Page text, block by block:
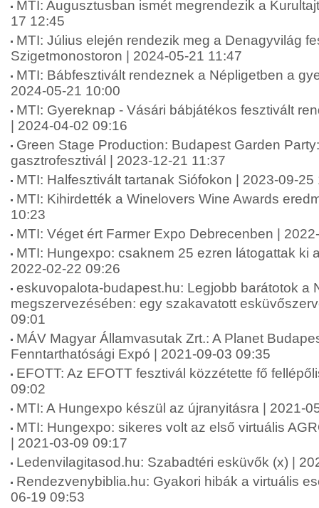
MTI: Augusztusban ismét megrendezik a
17 12:45
MTI: Július elején rendezik meg a Denagyvilág
Szigetmonostoron | 2024-05-21 11:47
MTI: Bábfesztivált rendeznek a Népligetben a
2024-05-21 10:00
MTI: Gyereknap - Vásári bábjátékos fesztivált
| 2024-04-02 09:16
Green Stage Production: Budapest Garden
gasztrofesztivál | 2023-12-21 11:37
MTI: Halfesztivált tartanak Siófokon | 2023-09-25
MTI: Kihirdették a Winelovers Wine Awards
10:23
MTI: Véget ért Farmer Expo Debrecenben |
MTI: Hungexpo: csaknem 25 ezren látogattak ki
2022-02-22 09:26
eskuvopalota-budapest.hu: Legjobb barátotok a
megszervezésében: egy szakavatott
09:01
MÁV Magyar Államvasutak Zrt.: A Planet
Fenntarthatósági Expó | 2021-09-03 09:35
EFOTT: Az EFOTT fesztivál közzétette fő
09:02
MTI: A Hungexpo készül az újranyitásra | 2021-
MTI: Hungexpo: sikeres volt az első virtuális
| 2021-03-09 09:17
Ledenvilagitasod.hu: Szabadtéri esküvők (x) |
Rendezvenybiblia.hu: Gyakori hibák a virtuális
06-19 09:53